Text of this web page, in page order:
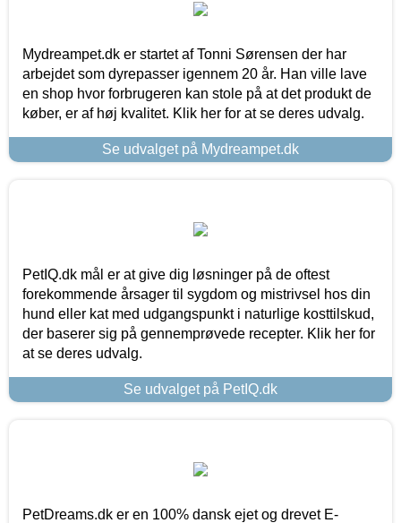
Mydreampet.dk er startet af Tonni Sørensen der har
arbejdet som dyrepasser igennem 20 år. Han ville lave
en shop hvor forbrugeren kan stole på at det produkt de
køber, er af høj kvalitet. Klik her for at se deres udvalg.
Se udvalget på Mydreampet.dk
PetIQ.dk mål er at give dig løsninger på de oftest
forekommende årsager til sygdom og mistrivsel hos din
hund eller kat med udgangspunkt i naturlige kosttilskud,
der baserer sig på gennemprøvede recepter. Klik her for
at se deres udvalg.
Se udvalget på PetIQ.dk
PetDreams.dk er en 100% dansk ejet og drevet E-